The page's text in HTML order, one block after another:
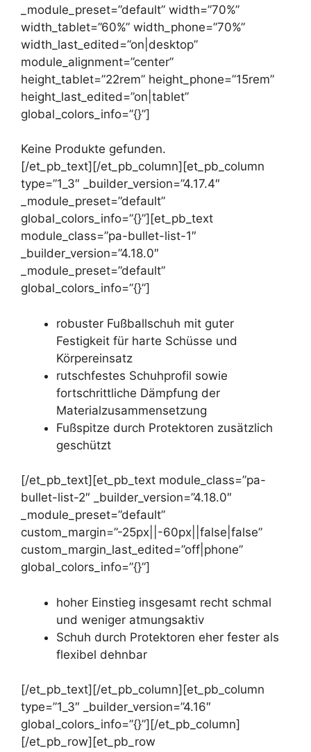
_module_preset=”default” width=”70%”
width_tablet=”60%” width_phone=”70%”
width_last_edited=”on|desktop”
module_alignment=”center”
height_tablet=”22rem” height_phone=”15rem”
height_last_edited=”on|tablet”
global_colors_info=”{}”]
Keine Produkte gefunden.
[/et_pb_text][/et_pb_column][et_pb_column
type=”1_3″ _builder_version=”4.17.4″
_module_preset=”default”
global_colors_info=”{}”][et_pb_text
module_class=”pa-bullet-list-1″
_builder_version=”4.18.0″
_module_preset=”default”
global_colors_info=”{}”]
robuster Fußballschuh mit guter
Festigkeit für harte Schüsse und
Körpereinsatz
rutschfestes Schuhprofil sowie
fortschrittliche Dämpfung der
Materialzusammensetzung
Fußspitze durch Protektoren zusätzlich
geschützt
[/et_pb_text][et_pb_text module_class=”pa-
bullet-list-2″ _builder_version=”4.18.0″
_module_preset=”default”
custom_margin=”-25px||-60px||false|false”
custom_margin_last_edited=”off|phone”
global_colors_info=”{}”]
hoher Einstieg insgesamt recht schmal
und weniger atmungsaktiv
Schuh durch Protektoren eher fester als
flexibel dehnbar
[/et_pb_text][/et_pb_column][et_pb_column
type=”1_3″ _builder_version=”4.16″
global_colors_info=”{}”][/et_pb_column]
[/et_pb_row][et_pb_row